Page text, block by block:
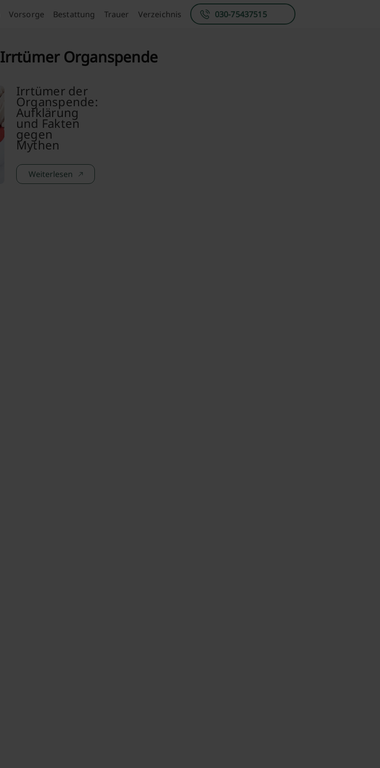
Vorsorge Bestattung Trauer Verzeichnis 030-75437515
Irrtümer Organspende
Irrtümer der
Organspende:
Aufklärung
und Fakten
gegen
Mythen
Weiterlesen